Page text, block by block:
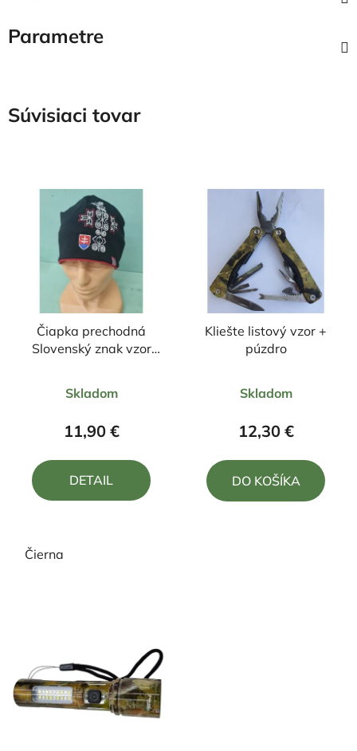
Parametre
Súvisiaci tovar
Čiapka prechodná
Slovenský znak vzor
hodnotenie
produktu
5,0
z
Skladom
11,90 €
DETAIL
Čierna
Kliešte listový vzor +
púzdro
hodnotenie
produktu
5,0
z
Skladom
12,30 €
DO KOŠÍKA